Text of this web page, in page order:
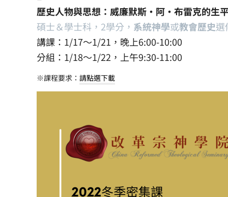
歷史人物與思想：威廉默斯‧阿‧布雷克的生
碩士＆學士科，2學分， 系統神學或教會歷史選
講課：1/17～1/21，晚上6:00-10:00
分組：1/18～1/22，上午9:30-11:00
※課程要求： 請點選下載